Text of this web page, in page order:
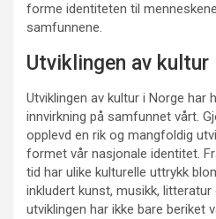
forme identiteten til
samfunnene.
Utviklingen av kultur
Utviklingen av kultur i Norge har
innvirkning på samfunnet vårt.
opplevd en rik og mangfoldig
formet vår nasjonale identitet.
tid har ulike kulturelle uttrykk
inkludert kunst, musikk, litteratur
utviklingen har ikke bare beriket